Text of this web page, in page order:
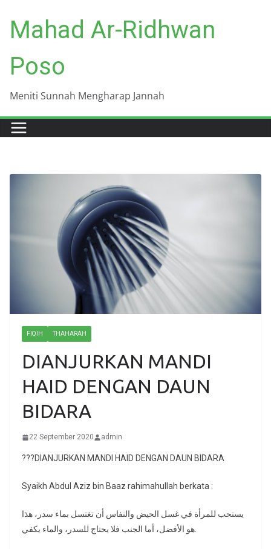
content
Mahad Ar-Ridhwan
Poso
Meniti Sunnah Mengharap Jannah
FIQIH THAHARAH
DIANJURKAN MANDI
HAID DENGAN DAUN
BIDARA
22 September 2020 admin
???DIANJURKAN MANDI HAID DENGAN DAUN BIDARA
Syaikh Abdul Aziz bin Baaz rahimahullah berkata :
يستحب للمرأة في غسل الحيض والنفاس أن تغتسل بماء سدر، هذا
هو الأفضل، أما الجنب فلا يحتاج للسدر، والماء يكفي.